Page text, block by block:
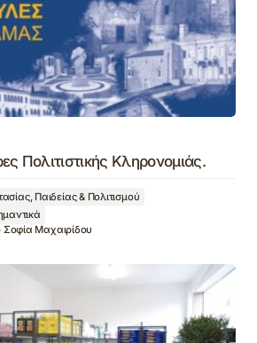
Πολιτιστικής Κληρονομιάς.
Παιδείας & Πολιτισμού
Σοφία Μαχαιρίδου